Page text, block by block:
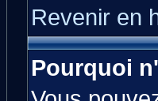
Revenir en
Pourquoi